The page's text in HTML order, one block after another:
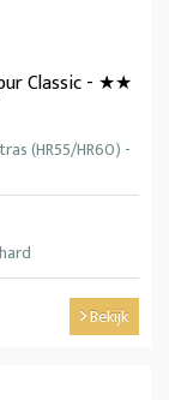
Classic - ★★
(HR55/HR60) -
Bekijk